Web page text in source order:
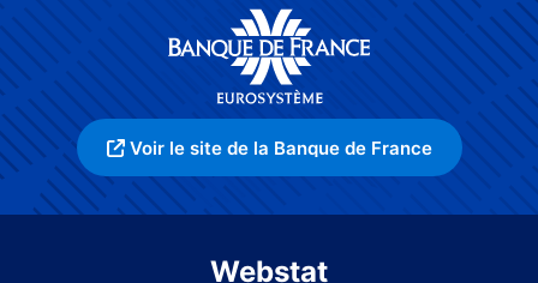
Voir le site de la Banque de France
Webstat